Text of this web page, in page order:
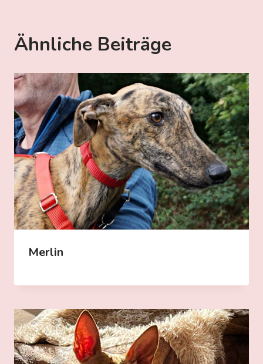
Ähnliche Beiträge
Merlin